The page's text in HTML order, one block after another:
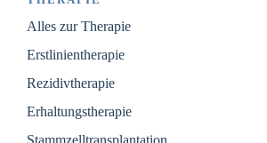
Alles zur Therapie
Erstlinientherapie
Rezidivtherapie
Erhaltungstherapie
Stammzelltransplantation